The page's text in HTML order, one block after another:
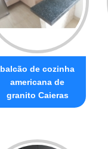
balcão de cozinha
americana de
granito Caieras